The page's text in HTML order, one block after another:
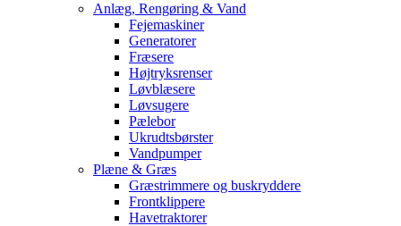
Anlæg, Rengøring & Vand
Fejemaskiner
Generatorer
Fræsere
Højtryksrenser
Løvblæsere
Løvsugere
Pælebor
Ukrudtsbørster
Vandpumper
Plæne & Græs
Græstrimmere og buskryddere
Frontklippere
Havetraktorer